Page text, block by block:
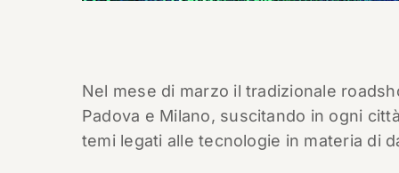
Nel mese di marzo il tradizionale
Padova e Milano, suscitando in ogni
temi legati alle tecnologie in materia di